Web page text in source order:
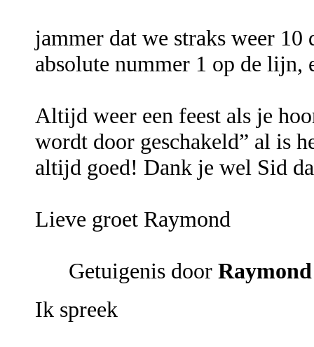
jammer dat we straks weer
absolute nummer 1 op de lijn,
Altijd weer een feest als je
wordt door geschakeld” al is
altijd goed! Dank je wel Sid
Lieve groet Raymond
Getuigenis door
Ik spreek